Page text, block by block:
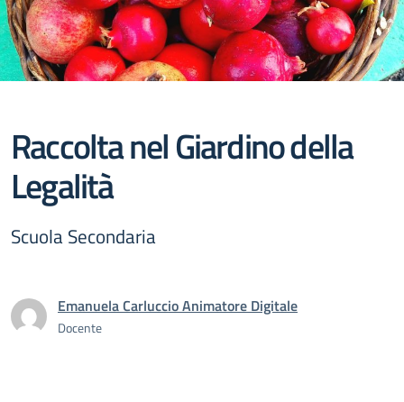
Raccolta nel Giardino della
Legalità
Scuola Secondaria
Emanuela Carluccio Animatore Digitale
Docente